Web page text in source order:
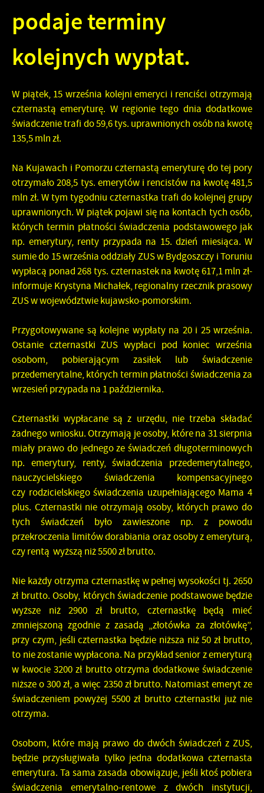
podaje terminy
kolejnych wypłat.
W piątek, 15 września kolejni emeryci i renciści otrzymają
czternastą emeryturę. W regionie tego dnia dodatkowe
świadczenie trafi do 59,6 tys. uprawnionych osób na kwotę
135,5 mln zł.
Na Kujawach i Pomorzu czternastą emeryturę do tej pory
otrzymało 208,5 tys. emerytów i rencistów na kwotę 481,5
mln zł. W tym tygodniu czternastka trafi do kolejnej grupy
uprawnionych. W piątek pojawi się na kontach tych osób,
których termin płatności świadczenia podstawowego jak
np. emerytury, renty przypada na 15. dzień miesiąca. W
sumie do 15 września oddziały ZUS w Bydgoszczy i Toruniu
wypłacą ponad 268 tys. czternastek na kwotę 617,1 mln zł-
informuje Krystyna Michałek, regionalny rzecznik prasowy
ZUS w województwie kujawsko-pomorskim.
Przygotowywane są kolejne wypłaty na 20 i 25 września.
Ostanie czternastki ZUS wypłaci pod koniec września
osobom, pobierającym zasiłek lub świadczenie
przedemerytalne, których termin płatności świadczenia za
wrzesień przypada na 1 października.
Czternastki wypłacane są z urzędu, nie trzeba składać
żadnego wniosku. Otrzymają je osoby, które na 31 sierpnia
miały prawo do jednego ze świadczeń długoterminowych
np. emerytury, renty, świadczenia przedemerytalnego,
nauczycielskiego świadczenia kompensacyjnego
czy rodzicielskiego świadczenia uzupełniającego Mama 4
plus. Czternastki nie otrzymają osoby, których prawo do
tych świadczeń było zawieszone np. z powodu
przekroczenia limitów dorabiania oraz osoby z emeryturą,
czy rentą wyższą niż 5500 zł brutto.
Nie każdy otrzyma czternastkę w pełnej wysokości tj. 2650
zł brutto. Osoby, których świadczenie podstawowe będzie
wyższe niż 2900 zł brutto, czternastkę będą mieć
zmniejszoną zgodnie z zasadą „złotówka za złotówkę”,
przy czym, jeśli czternastka będzie niższa niż 50 zł brutto,
to nie zostanie wypłacona. Na przykład senior z emeryturą
w kwocie 3200 zł brutto otrzyma dodatkowe świadczenie
niższe o 300 zł, a więc 2350 zł brutto. Natomiast emeryt ze
świadczeniem powyżej 5500 zł brutto czternastki już nie
otrzyma.
Osobom, które mają prawo do dwóch świadczeń z ZUS,
będzie przysługiwała tylko jedna dodatkowa czternasta
emerytura. Ta sama zasada obowiązuje, jeśli ktoś pobiera
świadczenia emerytalno-rentowe z dwóch instytucji,